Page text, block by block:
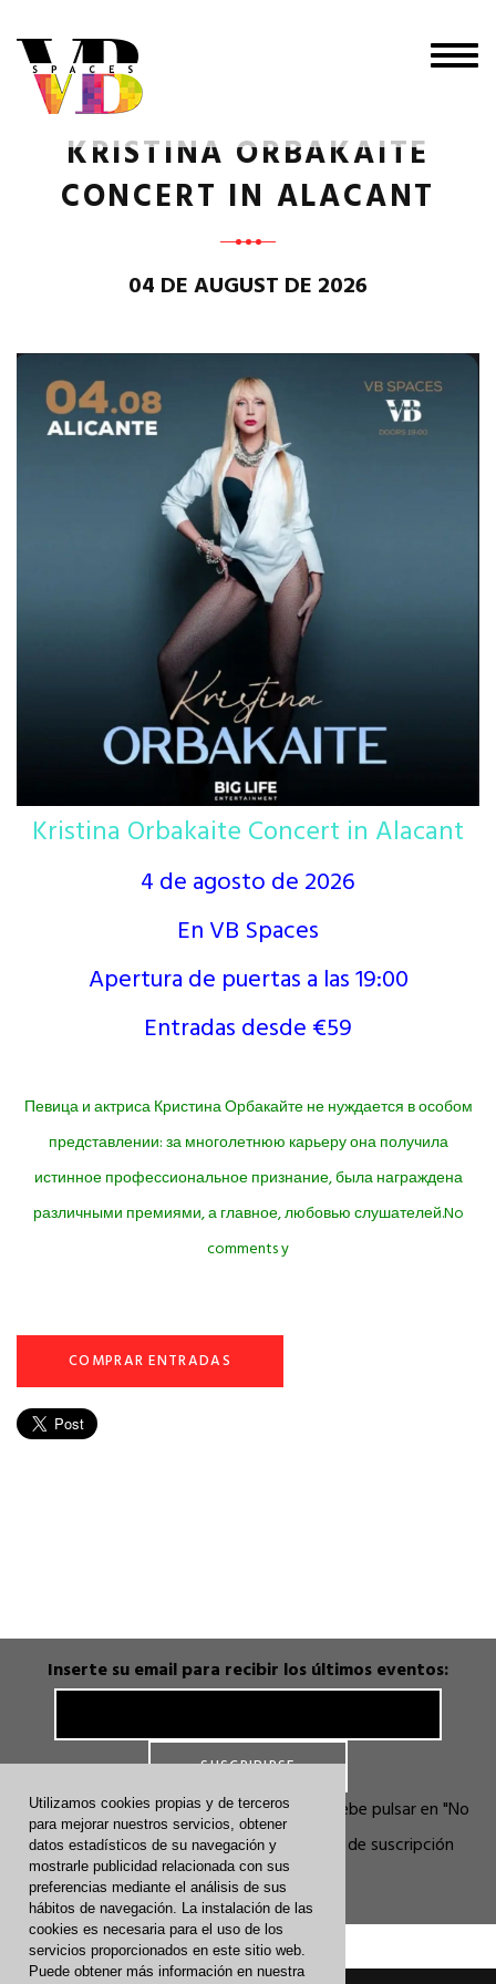
Utilizamos cookies propias y de terceros
para mejorar nuestros servicios, obtener
datos estadísticos de su navegación y
mostrarle publicidad relacionada con sus
preferencias mediante el análisis de sus
hábitos de navegación. La instalación de las
cookies es necesaria para el uso de los
servicios proporcionados en este sitio web.
Puede obtener más información en nuestra
KRISTINA ORBAKAITE
CONCERT IN ALACANT
04 DE AUGUST DE 2026
Kristina Orbakaite Concert in Alacant
4 de agosto de 2026
En VB Spaces
Apertura de puertas a las 19:00
Entradas desde €59
Певица и актриса Кристина Орбакайте не нуждается в особом
представлении: за многолетнюю карьеру она получила
истинное профессиональное признание, была награждена
различными премиями, а главное, любовью слушателей.No
comments y
COMPRAR ENTRADAS
Inserte su email para recibir los últimos eventos:
En la ventana que se abre por seguridad debe pulsar en "No
soy Robot" y luego en el botón: Petición de suscripción
finalizada